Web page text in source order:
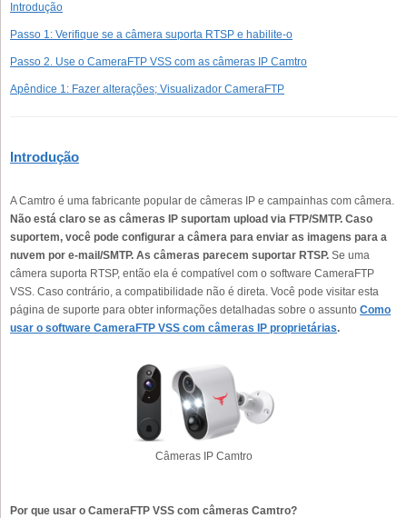
Introdução
Passo 1: Verifique se a câmera suporta RTSP e habilite-o
Passo 2. Use o CameraFTP VSS com as câmeras IP Camtro
Apêndice 1: Fazer alterações; Visualizador CameraFTP
Introdução
A Camtro é uma fabricante popular de câmeras IP e campainhas com câmera.
Não está claro se as câmeras IP suportam upload via FTP/SMTP. Caso
suportem, você pode configurar a câmera para enviar as imagens para a
nuvem por e-mail/SMTP. As câmeras parecem suportar RTSP. Se uma
câmera suporta RTSP, então ela é compatível com o software CameraFTP
VSS. Caso contrário, a compatibilidade não é direta. Você pode visitar esta
página de suporte para obter informações detalhadas sobre o assunto Como
usar o software CameraFTP VSS com câmeras IP proprietárias.
Câmeras IP Camtro
Por que usar o CameraFTP VSS com câmeras Camtro?